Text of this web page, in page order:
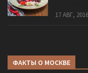
17 АВГ, 2016
ФАКТЫ О МОСКВЕ